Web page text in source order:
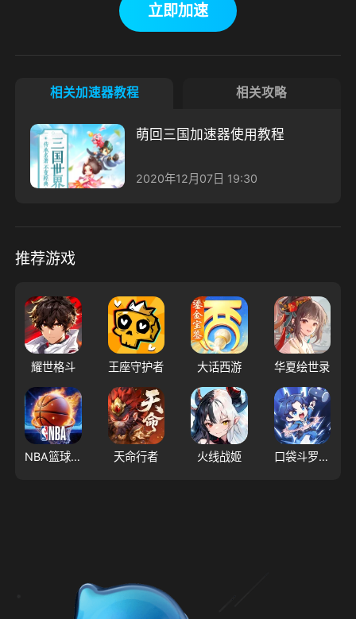
立即加速
相关加速器教程 相关攻略
萌回三国加速器使用教程
2020年12月07日 19:30
推荐游戏
耀世格斗 王座守护者 大话西游 华夏绘世录
NBA篮球世界 天命行者 火线战姬 口袋斗罗大陆